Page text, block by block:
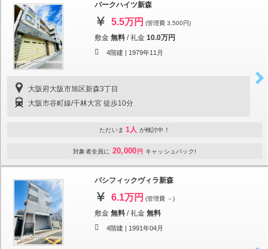
パークハイツ新森
5.5万円 (管理費 3,500円)
敷金 無料 /礼金 10.0万円
4階建 | 1979年11月
大阪府大阪市旭区新森3丁目
大阪市谷町線/千林大宮 徒歩10分
ただいま 1人 が検討中！
対象者全員に 20,000 円 キャッシュバック!
パシフィックヴィラ新森
6.1万円 (管理費 －)
敷金 無料 /礼金 無料
4階建 | 1991年04月